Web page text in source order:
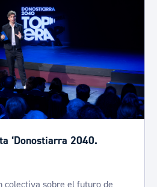
‘Donostiarra 2040.
colectiva sobre el futuro de